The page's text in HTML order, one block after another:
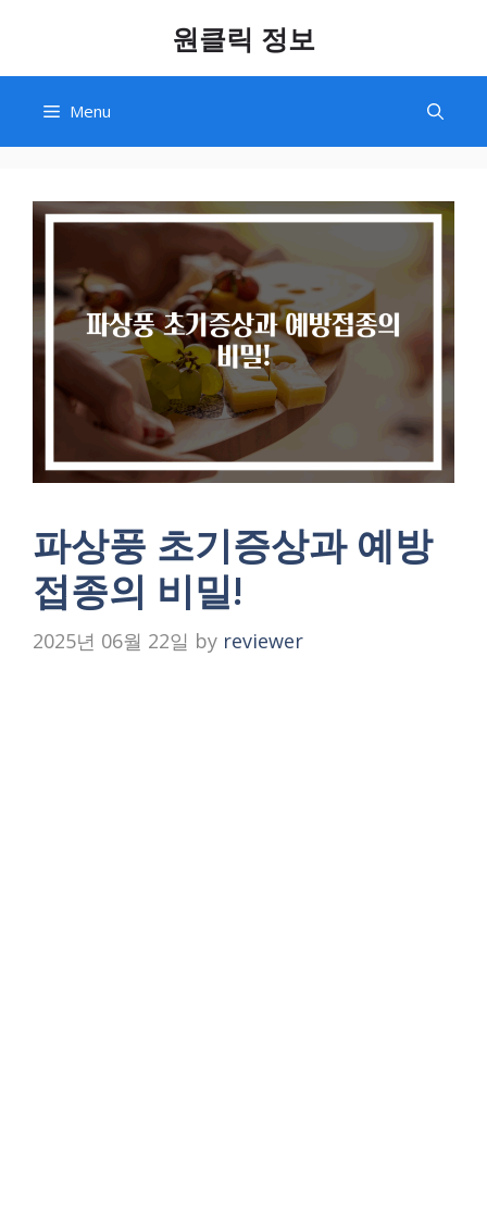
content
원클릭 정보
Menu
파상풍 초기증상과 예방
접종의 비밀!
2025년 06월 22일 by reviewer